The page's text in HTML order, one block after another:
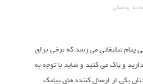
پیامکی
تبلیغاتی می رسد که برخی برای
و پاک می کنید و شاید با توجه به
یکی از ارسال کننده های پیامک